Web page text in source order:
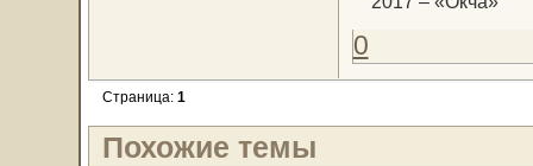
0
Страница: 1
Похожие темы